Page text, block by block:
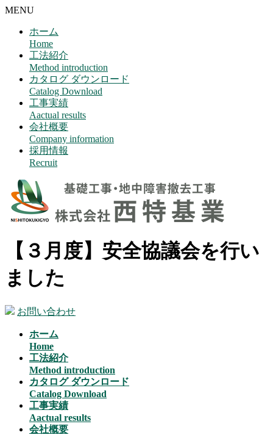
MENU
ホーム
Home
工法紹介
Method introduction
カタログ ダウンロード
Catalog Download
工事実績
Aactual results
会社概要
Company information
採用情報
Recruit
【３月度】安全協議会を行い
ました
お問い合わせ
ホーム
Home
工法紹介
Method introduction
カタログ ダウンロード
Catalog Download
工事実績
Aactual results
会社概要